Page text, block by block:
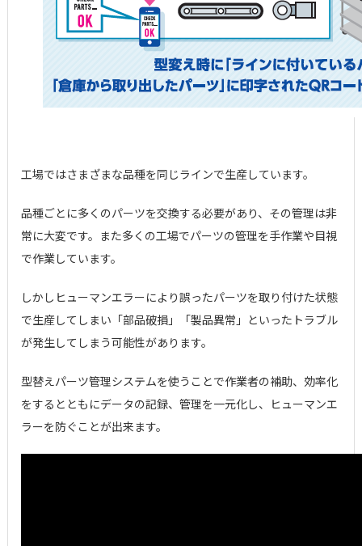
工場ではさまざまな品種を同じラインで生産しています。
品種ごとに多くのパーツを交換する必要があり、その管理は非
常に大変です。また多くの工場でパーツの管理を手作業や目視
で作業しています。
しかしヒューマンエラーにより誤ったパーツを取り付けた状態
で生産してしまい「部品破損」「製品異常」といったトラブル
が発生してしまう可能性があります。
型替えパーツ管理システムを使うことで作業者の補助、効率化
をするとともにデータの記録、管理を一元化し、ヒューマンエ
ラーを防ぐことが出来ます。